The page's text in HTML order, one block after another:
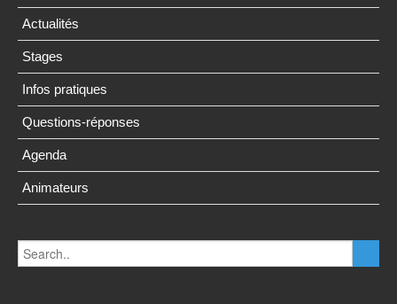
Actualités
Stages
Infos pratiques
Questions-réponses
Agenda
Animateurs